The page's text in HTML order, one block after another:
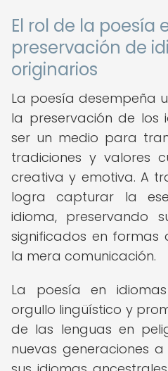
El rol de la poesía
preservación de
originarios
La poesía desempeña
la preservación de los
ser un medio para
tradiciones y valores
creativa y emotiva. A
logra capturar la
idioma, preservando
significados en
la mera comunicación.
La poesía en
orgullo lingüístico y
de las lenguas en
nuevas generaciones